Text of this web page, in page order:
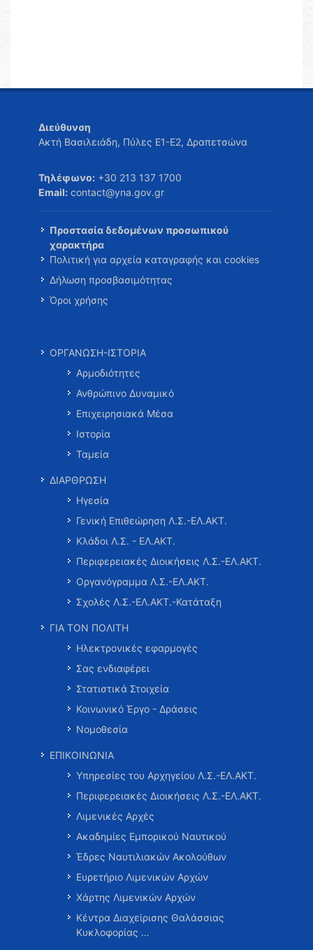
Διεύθυνση
Ακτή Βασιλειάδη, Πύλες Ε1-Ε2, Δραπετσώνα
Τηλέφωνο: +30 213 137 1700
Email: contact@yna.gov.gr
Προστασία δεδομένων προσωπικού
χαρακτήρα
Πολιτική για αρχεία καταγραφής και cookies
Δήλωση προσβασιμότητας
Όροι χρήσης
ΟΡΓΑΝΩΣΗ-ΙΣΤΟΡΙΑ
Αρμοδιότητες
Ανθρώπινο Δυναμικό
Επιχειρησιακά Μέσα
Ιστορία
Ταμεία
ΔΙΑΡΘΡΩΣΗ
Ηγεσία
Γενική Επιθεώρηση Λ.Σ.-ΕΛ.ΑΚΤ.
Κλάδοι Λ.Σ. - ΕΛ.ΑΚΤ.
Περιφερειακές Διοικήσεις Λ.Σ.-ΕΛ.ΑΚΤ.
Οργανόγραμμα Λ.Σ.-ΕΛ.ΑΚΤ.
Σχολές Λ.Σ.-ΕΛ.ΑΚΤ.-Κατάταξη
ΓΙΑ ΤΟΝ ΠΟΛΙΤΗ
Ηλεκτρονικές εφαρμογές
Σας ενδιαφέρει
Στατιστικά Στοιχεία
Κοινωνικό Έργο - Δράσεις
Νομοθεσία
ΕΠΙΚΟΙΝΩΝΙΑ
Υπηρεσίες του Αρχηγείου Λ.Σ.-ΕΛ.ΑΚΤ.
Περιφερειακές Διοικήσεις Λ.Σ.-ΕΛ.ΑΚΤ.
Λιμενικές Αρχές
Ακαδημίες Εμπορικού Ναυτικού
Έδρες Ναυτιλιακών Ακολούθων
Ευρετήριο Λιμενικών Αρχών
Χάρτης Λιμενικών Αρχών
Κέντρα Διαχείρισης Θαλάσσιας
Κυκλοφορίας …